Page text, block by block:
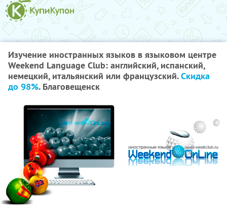
Изучение иностранных языков в языковом центре
Weekend Language Club: английский, испанский,
немецкий, итальянский или французский.Скидка
до 98%. Благовещенск